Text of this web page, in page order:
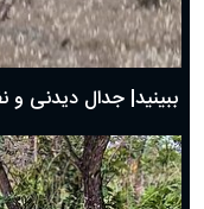
حضرت زینب(س) چگونه از
بهترین پیامک تبریک روز پدر ۱۴۰۴؛ جملات زیبا و صمیمانه
ببینید| جدال دیدنی و